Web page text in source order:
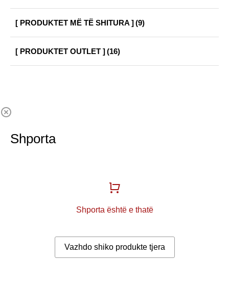
[ PRODUKTET MË TË SHITURA ](9)
[ PRODUKTET OUTLET ](16)
Shporta
Shporta është e thatë
Vazhdo shiko produkte tjera